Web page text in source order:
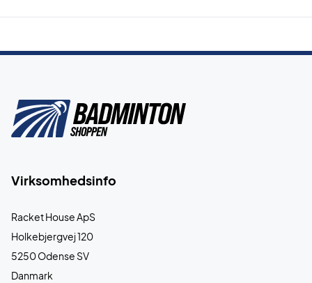
Virksomhedsinfo
Racket House ApS
Holkebjergvej 120
5250 Odense SV
Danmark